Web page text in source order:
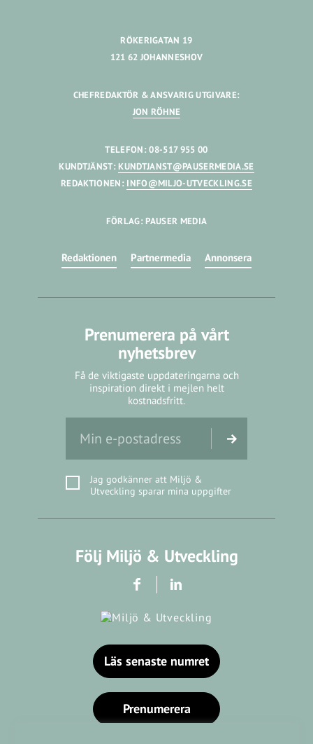
RÖKERIGATAN 19
121 62 JOHANNESHOV
CHEFREDAKTÖR & ANSVARIG UTGIVARE:
JON RÖHNE
TELEFON: 08-517 955 00
KUNDTJÄNST: KUNDTJANST@PAUSERMEDIA.SE
REDAKTIONEN: INFO@MILJO-UTVECKLING.SE
FÖRLAG: PAUSER MEDIA
Redaktionen Partnermedia Annonsera
Prenumerera på vårt
nyhetsbrev
Få de viktigaste uppdateringarna och
inspiration direkt i mejlen helt
kostnadsfritt.
Jag godkänner att Miljö &
Utveckling sparar mina uppgifter
Följ Miljö & Utveckling
Läs senaste numret
Prenumerera